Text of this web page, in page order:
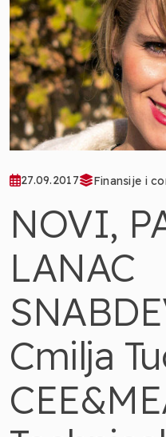
27.09.2017 Finansije i
NOVI,
LANAC
Cmilja